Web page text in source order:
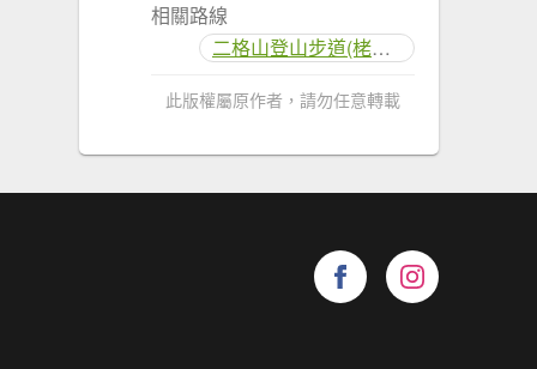
相關路線
二格山登山步道(栳寮線)
此版權屬原作者，請勿任意轉載